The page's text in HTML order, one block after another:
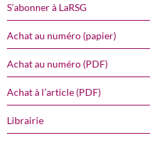
S’abonner à LaRSG
Achat au numéro (papier)
Achat au numéro (PDF)
Achat à l’article (PDF)
Librairie